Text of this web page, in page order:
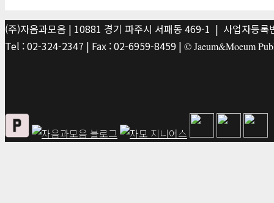
(주)자음과모음 | 10881 경기 파주시 서패동 469-1 | 사업자등
Tel : 02-324-2347 | Fax : 02-6959-8459 | © Jaeum&Moeum